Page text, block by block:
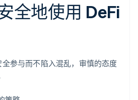
全地使用 DeFi
参与而不陷入混乱，审慎的态度